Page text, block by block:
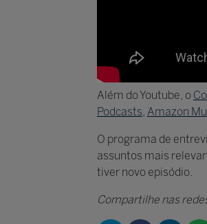
Além do Youtube, o
Podcasts, Amazon
O programa de
assuntos mais
tiver novo episódio.
Compartilhe nas